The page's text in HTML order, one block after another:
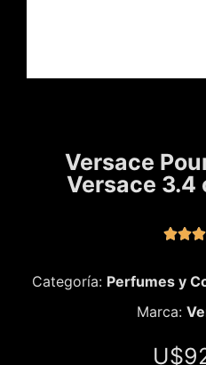
Versace
Versace 3.4

Categoría: Perfumes y
Marca:
U$